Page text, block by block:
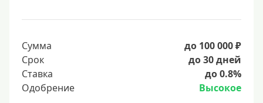
Сумма
до 100 000 ₽
Срок
до 30 дней
Ставка
до 0.8%
Одобрение
Высокое